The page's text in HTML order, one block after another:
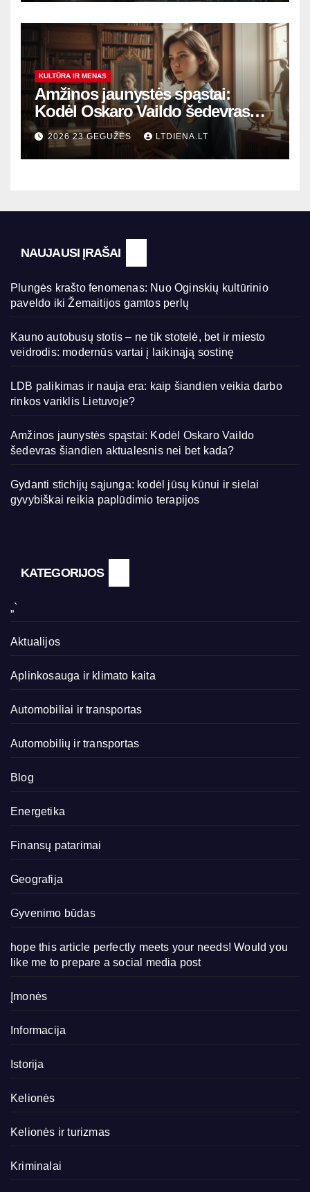
KULTŪRA IR MENAS
Amžinos jaunystės spąstai:
Kodėl Oskaro Vaildo šedevras
šiandien aktualesnis nei bet
kada?
2026 23 GEGUŽĖS LTDIENA.LT
NAUJAUSI ĮRAŠAI
Plungės krašto fenomenas: Nuo Oginskių kultūrinio
paveldo iki Žemaitijos gamtos perlų
Kauno autobusų stotis – ne tik stotelė, bet ir miesto
veidrodis: modernūs vartai į laikinąją sostinę
LDB palikimas ir nauja era: kaip šiandien veikia darbo
rinkos variklis Lietuvoje?
Amžinos jaunystės spąstai: Kodėl Oskaro Vaildo
šedevras šiandien aktualesnis nei bet kada?
Gydanti stichijų sąjunga: kodėl jūsų kūnui ir sielai
gyvybiškai reikia paplūdimio terapijos
KATEGORIJOS
„`
Aktualijos
Aplinkosauga ir klimato kaita
Automobiliai ir transportas
Automobilių ir transportas
Blog
Energetika
Finansų patarimai
Geografija
Gyvenimo būdas
hope this article perfectly meets your needs! Would you
like me to prepare a social media post
Įmonės
Informacija
Istorija
Kelionės
Kelionės ir turizmas
Kriminalai